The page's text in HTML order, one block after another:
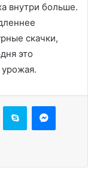
внутри больше.
скачки,
это
Skype